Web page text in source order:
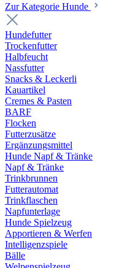
Zur Kategorie Hunde
Hundefutter
Trockenfutter
Halbfeucht
Nassfutter
Snacks & Leckerli
Kauartikel
Cremes & Pasten
BARF
Flocken
Futterzusätze
Ergänzungsmittel
Hunde Napf & Tränke
Napf & Tränke
Trinkbrunnen
Futterautomat
Trinkflaschen
Napfunterlage
Hunde Spielzeug
Apportieren & Werfen
Intelligenzspiele
Bälle